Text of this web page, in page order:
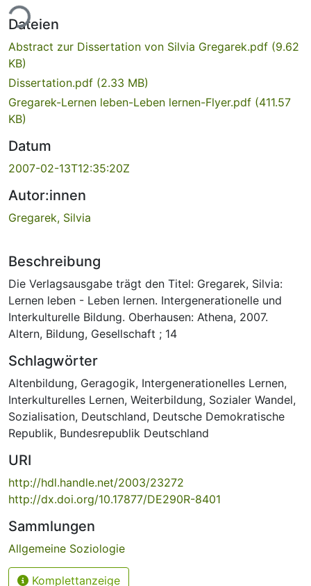
Dateien
Abstract zur Dissertation von Silvia Gregarek.pdf (9.62
KB)
Dissertation.pdf (2.33 MB)
Gregarek-Lernen leben-Leben lernen-Flyer.pdf (411.57
KB)
Datum
2007-02-13T12:35:20Z
Autor:innen
Gregarek, Silvia
Beschreibung
Die Verlagsausgabe trägt den Titel: Gregarek, Silvia:
Lernen leben - Leben lernen. Intergenerationelle und
Interkulturelle Bildung. Oberhausen: Athena, 2007.
Altern, Bildung, Gesellschaft ; 14
Schlagwörter
Altenbildung, Geragogik, Intergenerationelles Lernen,
Interkulturelles Lernen, Weiterbildung, Sozialer Wandel,
Sozialisation, Deutschland, Deutsche Demokratische
Republik, Bundesrepublik Deutschland
URI
http://hdl.handle.net/2003/23272
http://dx.doi.org/10.17877/DE290R-8401
Sammlungen
Allgemeine Soziologie
Komplettanzeige